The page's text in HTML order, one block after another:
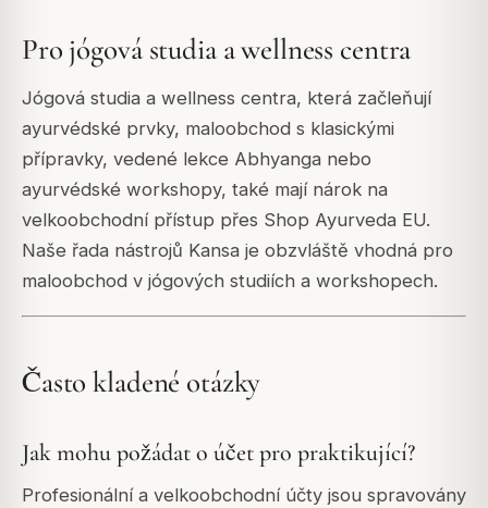
Pro jógová studia a wellness centra
Jógová studia a wellness centra, která začleňují
ayurvédské prvky, maloobchod s klasickými
přípravky, vedené lekce Abhyanga nebo
ayurvédské workshopy, také mají nárok na
velkoobchodní přístup přes Shop Ayurveda EU.
Naše řada nástrojů Kansa je obzvláště vhodná pro
maloobchod v jógových studiích a workshopech.
Často kladené otázky
Jak mohu požádat o účet pro praktikující?
Profesionální a velkoobchodní účty jsou spravovány